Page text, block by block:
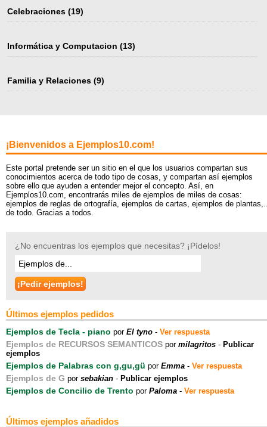
Celebraciones (19)
Informática y Computacion (13)
Familia y Relaciones (9)
¡Bienvenidos a Ejemplos10.com!
Este portal pretende ser un sitio en el que los usuarios compartan sus
conocimientos acerca de todo tipo de cosas, y compartan así ejemplos
sobre ello que ayuden a entender mejor el concepto. Así, en
Ejemplos10.com, encontrarás miles de ejemplos de miles de cosas:
ejemplos de reglas de ortografía, ejemplos de cartas, ejemplos de
de todo. Gracias a todos.
¿No encuentras los ejemplos que necesitas? ¡Pídelos!
Últimos ejemplos pedidos
Ejemplos de Tecla - piano por El tyno - Ver respuesta
Ejemplos de RECURSOS SEMANTICOS por milagritos - Publicar
ejemplos
Ejemplos de Palabras con g,gu,gü por Emma - Ver respuesta
Ejemplos de G por sebakian - Publicar ejemplos
Ejemplos de Concilio de Trento por Paloma - Ver respuesta
Últimos ejemplos añadidos